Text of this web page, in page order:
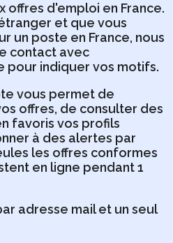
offres d'emploi en France.
et que vous
un poste en France, nous
contact avec
pour indiquer vos motifs.
vous permet de
offres, de consulter des
favoris vos profils
à des alertes par
les offres conformes
en ligne pendant 1
adresse mail et un seul